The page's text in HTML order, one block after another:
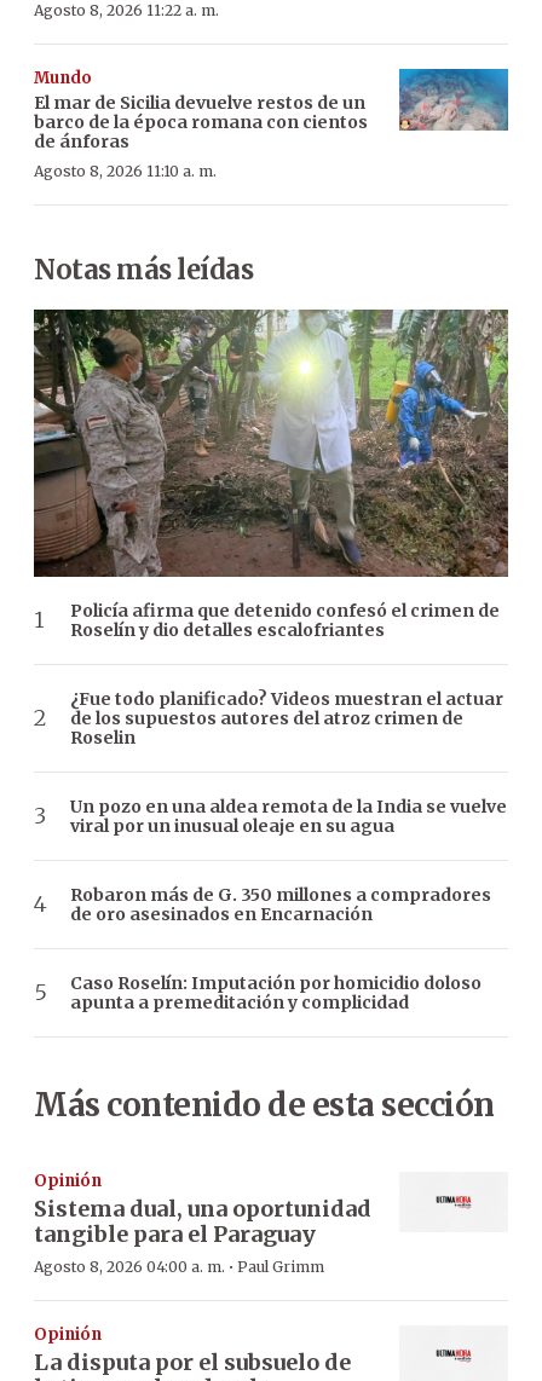
Agosto 8, 2026 11:22 a. m.
Mundo
El mar de Sicilia devuelve restos de un
barco de la época romana con cientos
de ánforas
Agosto 8, 2026 11:10 a. m.
Notas más leídas
Policía afirma que detenido confesó el crimen de
Roselín y dio detalles escalofriantes
¿Fue todo planificado? Videos muestran el actuar
de los supuestos autores del atroz crimen de
Roselin
Un pozo en una aldea remota de la India se vuelve
viral por un inusual oleaje en su agua
Robaron más de G. 350 millones a compradores
de oro asesinados en Encarnación
Caso Roselín: Imputación por homicidio doloso
apunta a premeditación y complicidad
Más contenido de esta sección
Opinión
Sistema dual, una oportunidad
tangible para el Paraguay
Agosto 8, 2026 04:00 a. m. · Paul Grimm
Opinión
La disputa por el subsuelo de